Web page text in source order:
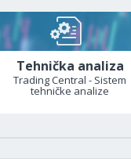
Tehnička analiza
Trading Central - Sistem
tehničke analize